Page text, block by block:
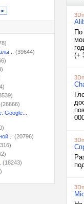
>
(39644)
(26666)
Google...
(20796)
(18243)
По
(+